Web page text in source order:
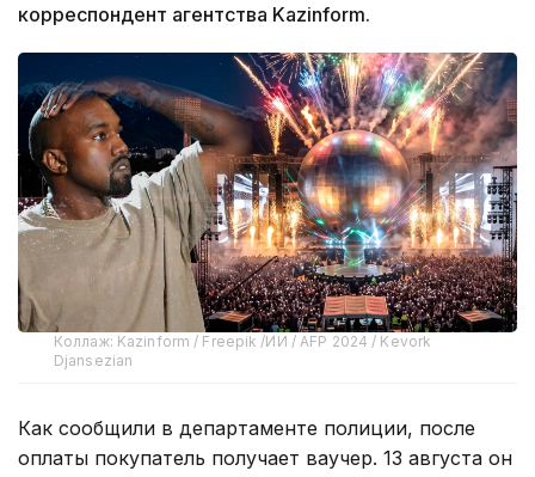
корреспондент агентства Kazinform.
Коллаж: Kazinform / Freepik /ИИ / AFP 2024 / Kevork
Djansezian
Как сообщили в департаменте полиции, после
оплаты покупатель получает ваучер. 13 августа он